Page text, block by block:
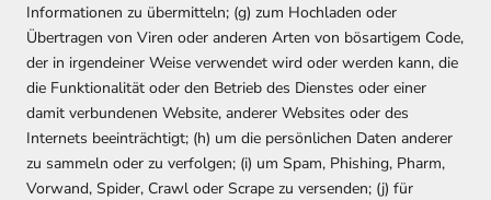
Informationen zu übermitteln; (g) zum Hochladen oder
Übertragen von Viren oder anderen Arten von bösartigem Code,
der in irgendeiner Weise verwendet wird oder werden kann, die
die Funktionalität oder den Betrieb des Dienstes oder einer
damit verbundenen Website, anderer Websites oder des
Internets beeinträchtigt; (h) um die persönlichen Daten anderer
zu sammeln oder zu verfolgen; (i) um Spam, Phishing, Pharm,
Vorwand, Spider, Crawl oder Scrape zu versenden; (j) für